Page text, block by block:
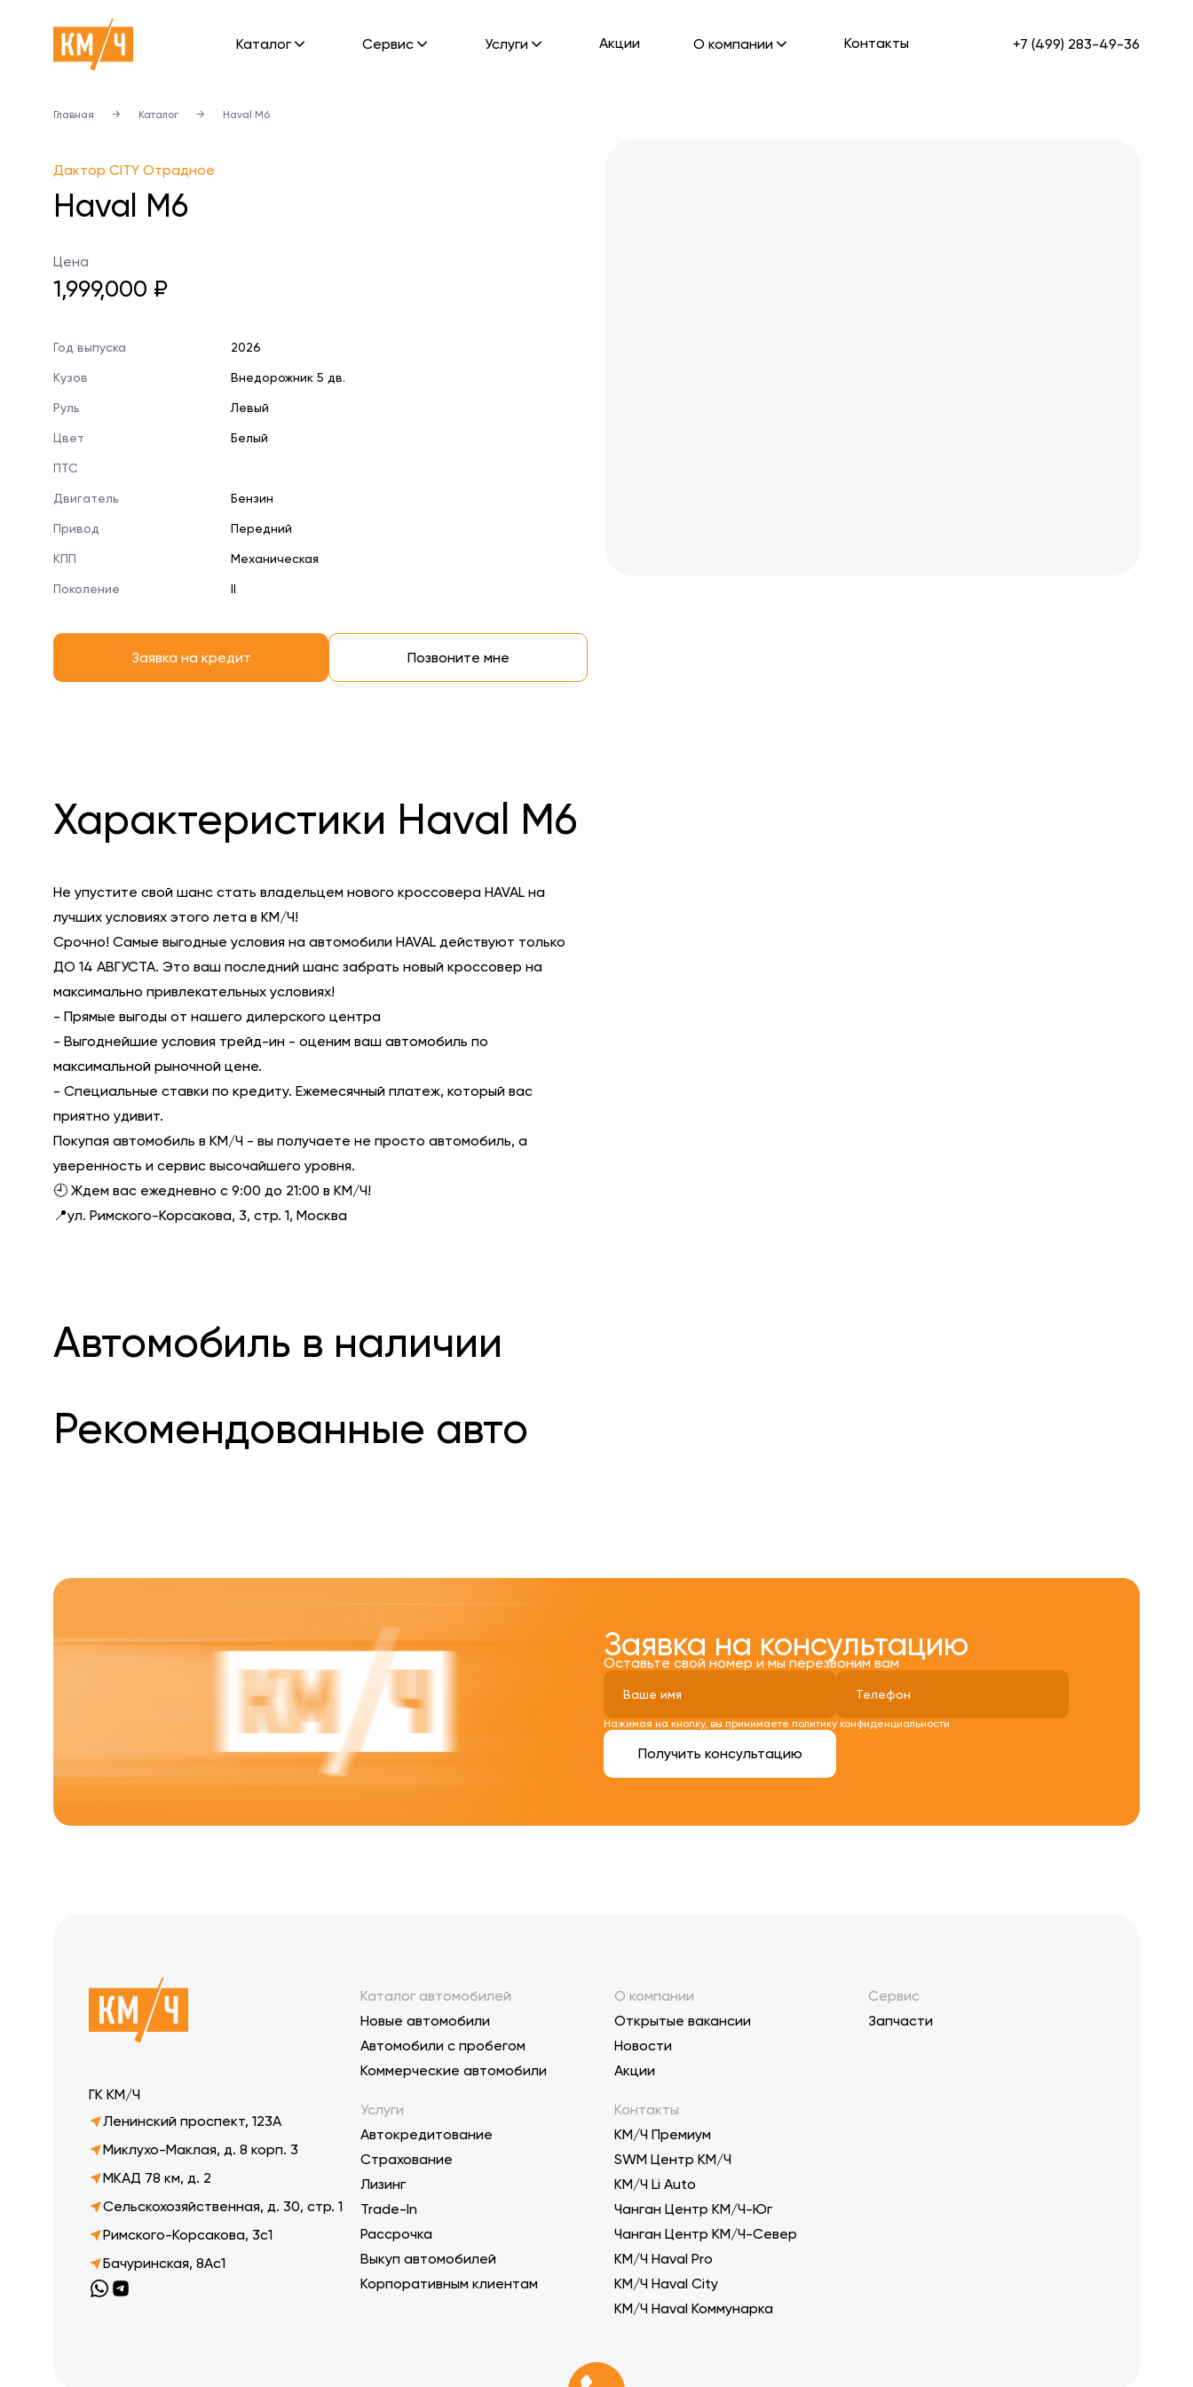
Каталог Cервис Услуги Акции О компании Контакты +7 (499) 283-49-36
Главная → Каталог → Haval M6
Дактор CITY Отрадное
Haval M6
Цена
1,999,000 ₽
Год выпуска 2026
Кузов Внедорожник 5 дв.
Руль Левый
Цвет Белый
ПТС
Двигатель Бензин
Привод Передний
КПП Механическая
Поколение II
Заявка на кредит Позвоните мне
Характеристики Haval M6
Не упустите свой шанс стать владельцем нового кроссовера HAVAL на
лучших условиях этого лета в КМ/Ч!
Срочно! Самые выгодные условия на автомобили HAVAL действуют только
ДО 14 АВГУСТА. Это ваш последний шанс забрать новый кроссовер на
максимально привлекательных условиях!
- Прямые выгоды от нашего дилерского центра
- Выгоднейшие условия трейд-ин - оценим ваш автомобиль по
максимальной рыночной цене.
- Специальные ставки по кредиту. Ежемесячный платеж, который вас
приятно удивит.
Покупая автомобиль в КМ/Ч - вы получаете не просто автомобиль, а
уверенность и сервис высочайшего уровня.
🕘 Ждем вас ежедневно с 9:00 до 21:00 в КМ/Ч!
📍ул. Римского-Корсакова, 3, стр. 1, Москва
Автомобиль в наличии
Рекомендованные авто
Заявка на консультацию
Оставьте свой номер и мы перезвоним вам
Нажимая на кнопку, вы принимаете политику конфиденциальности
Получить консультацию
ГК КМ/Ч
Ленинский проспект, 123А
Миклухо-Маклая, д. 8 корп. 3
МКАД 78 км, д. 2
Сельскохозяйственная, д. 30, стр. 1
Римского-Корсакова, 3с1
Бачуринская, 8Ас1
Каталог автомобилей
Новые автомобили
Автомобили с пробегом
Коммерческие автомобили
Услуги
Автокредитование
Страхование
Лизинг
Trade-In
Рассрочка
Выкуп автомобилей
Корпоративным клиентам
О компании
Открытые вакансии
Новости
Акции
Контакты
КМ/Ч Премиум
SWM Центр КМ/Ч
KM/Ч Li Auto
Чанган Центр КМ/Ч-Юг
Чанган Центр КМ/Ч-Север
КМ/Ч Haval Pro
КМ/Ч Haval City
КМ/Ч Haval Коммунарка
Сервис
Запчасти